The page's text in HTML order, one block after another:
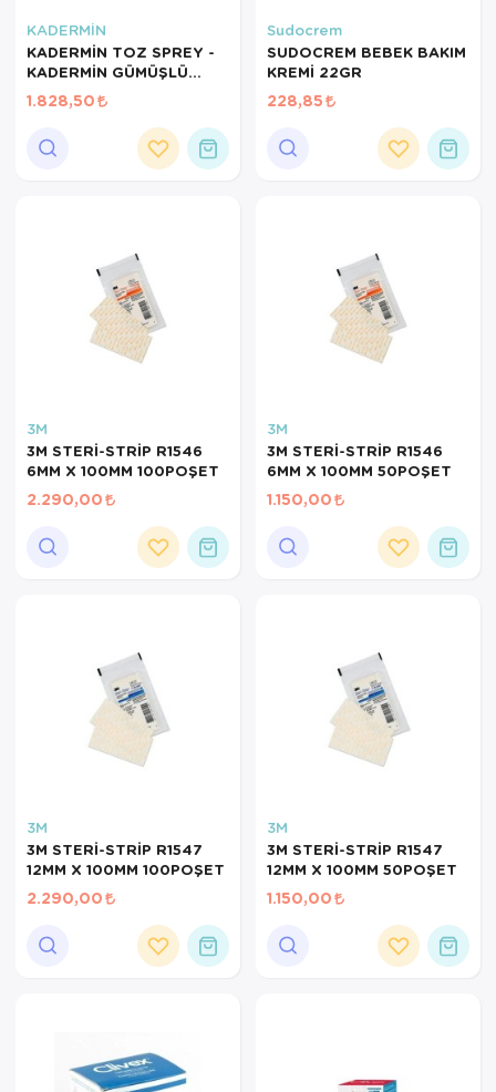
KADERMİN
KADERMİN TOZ SPREY -
KADERMİN GÜMÜŞLÜ
YARA SPREYİ 125ML
1.828,50
Sudocrem
SUDOCREM BEBEK BAKIM
KREMİ 22GR
228,85
3M
3M STERİ-STRİP R1546
6MM X 100MM 100POŞET
2.290,00
3M
3M STERİ-STRİP R1546
6MM X 100MM 50POŞET
1.150,00
3M
3M STERİ-STRİP R1547
12MM X 100MM 100POŞET
2.290,00
3M
3M STERİ-STRİP R1547
12MM X 100MM 50POŞET
1.150,00